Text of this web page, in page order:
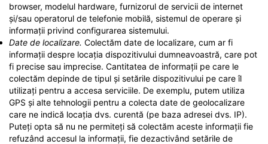
browser, modelul hardware, furnizorul de servicii de internet
și/sau operatorul de telefonie mobilă, sistemul de operare și
informații privind configurarea sistemului.
Date de localizare. Colectăm date de localizare, cum ar fi
informații despre locația dispozitivului dumneavoastră, care pot
fi precise sau imprecise. Cantitatea de informații pe care le
colectăm depinde de tipul și setările dispozitivului pe care îl
utilizați pentru a accesa serviciile. De exemplu, putem utiliza
GPS și alte tehnologii pentru a colecta date de geolocalizare
care ne indică locația dvs. curentă (pe baza adresei dvs. IP).
Puteți opta să nu ne permiteți să colectăm aceste informații fie
refuzând accesul la informații, fie dezactivând setările de